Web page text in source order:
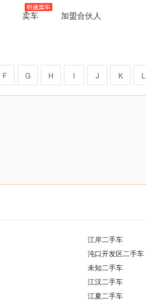
卖车 加盟合伙人
F G H I J K L
江岸二手车
沌口开发区二手车
未知二手车
江汉二手车
江夏二手车